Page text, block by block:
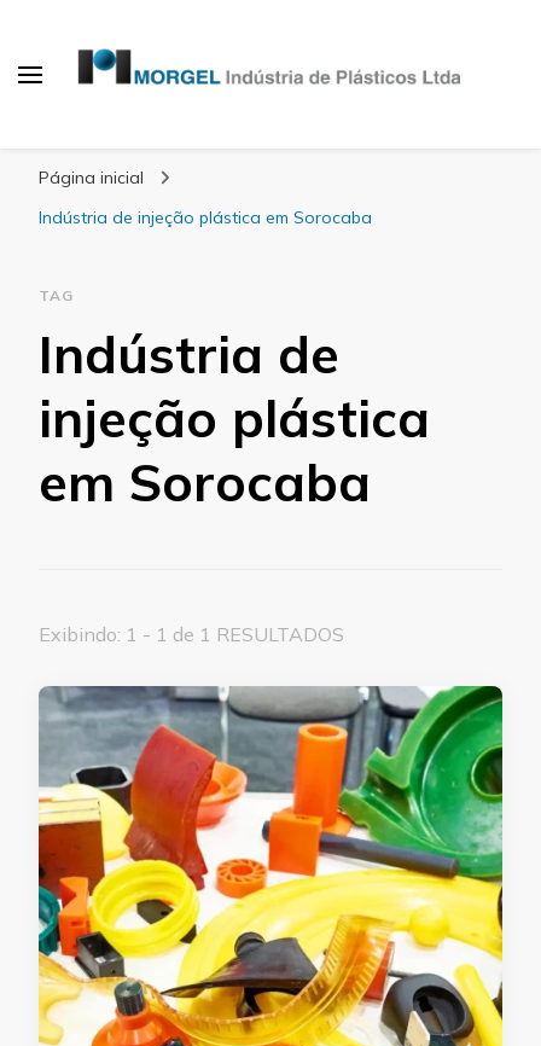
Página inicial
Indústria de injeção plástica em Sorocaba
TAG
Indústria de
injeção plástica
em Sorocaba
Exibindo: 1 - 1 de 1 RESULTADOS